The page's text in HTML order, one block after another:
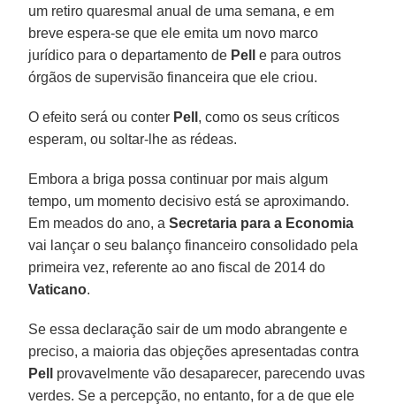
um retiro quaresmal anual de uma semana, e em
breve espera-se que ele emita um novo marco
jurídico para o departamento de Pell
e para outros
órgãos de supervisão financeira que ele criou.
O efeito será ou conter Pell , como os seus críticos
esperam, ou soltar-lhe as rédeas.
Embora a briga possa continuar por mais algum
tempo, um momento decisivo está se aproximando.
Em meados do ano, aSecretaria para a Economia
vai lançar o seu balanço financeiro consolidado pela
primeira vez, referente ao ano fiscal de 2014 do
Vaticano.
Se essa declaração sair de um modo abrangente e
preciso, a maioria das objeções apresentadas contra
Pell
provavelmente vão desaparecer, parecendo uvas
verdes. Se a percepção, no entanto, for a de que ele